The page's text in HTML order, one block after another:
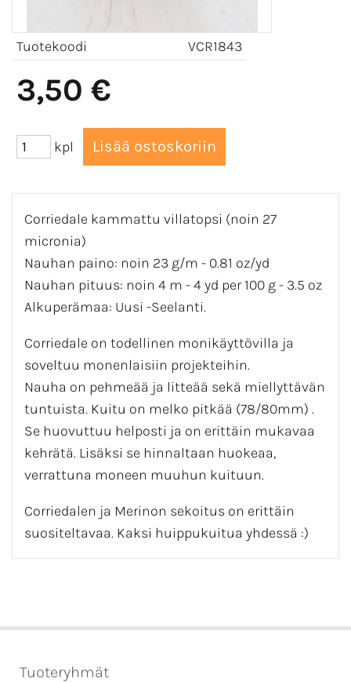
Tuotekoodi VCR1843
3,50 €
kpl
Corriedale kammattu villatopsi (noin 27
micronia)
Nauhan paino: noin 23 g/m - 0.81 oz/yd
Nauhan pituus: noin 4 m - 4 yd per 100 g - 3.5 oz
Alkuperämaa: Uusi -Seelanti.
Corriedale on todellinen monikäyttövilla ja
soveltuu monenlaisiin projekteihin.
Nauha on pehmeää ja litteää sekä miellyttävän
tuntuista. Kuitu on melko pitkää (78/80mm) .
Se huovuttuu helposti ja on erittäin mukavaa
kehrätä. Lisäksi se hinnaltaan huokeaa,
verrattuna moneen muuhun kuituun.
Corriedalen ja Merinon sekoitus on erittäin
suositeltavaa. Kaksi huippukuitua yhdessä :)
Tuoteryhmät